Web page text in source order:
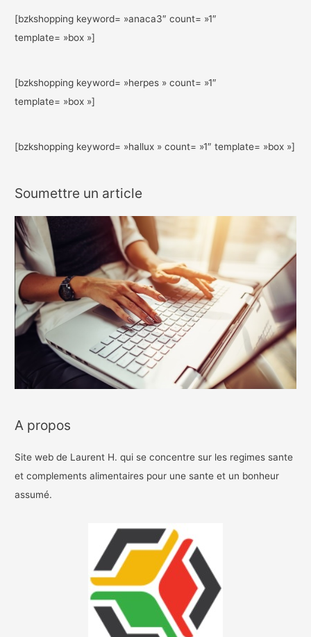
[bzkshopping keyword= »anaca3″ count= »1″
template= »box »]
[bzkshopping keyword= »herpes » count= »1″
template= »box »]
[bzkshopping keyword= »hallux » count= »1″ template= »box »]
Soumettre un article
A propos
Site web de Laurent H. qui se concentre sur les regimes sante
et complements alimentaires pour une sante et un bonheur
assumé.